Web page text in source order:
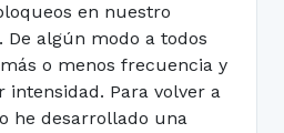
en nuestro
De algún modo a todos
o menos frecuencia y
intensidad. Para volver a
he desarrollado una